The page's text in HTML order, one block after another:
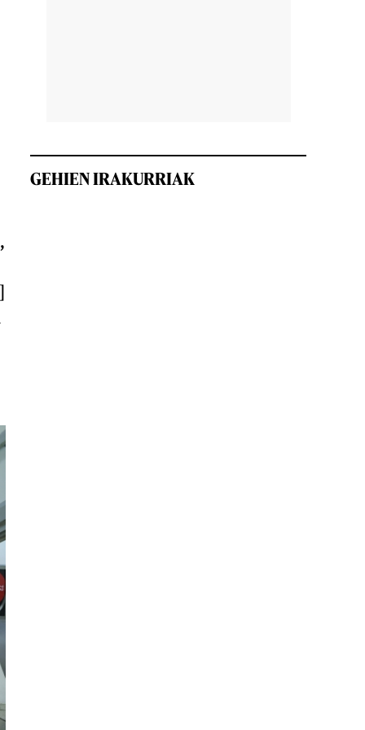
GEHIEN IRAKURRIAK